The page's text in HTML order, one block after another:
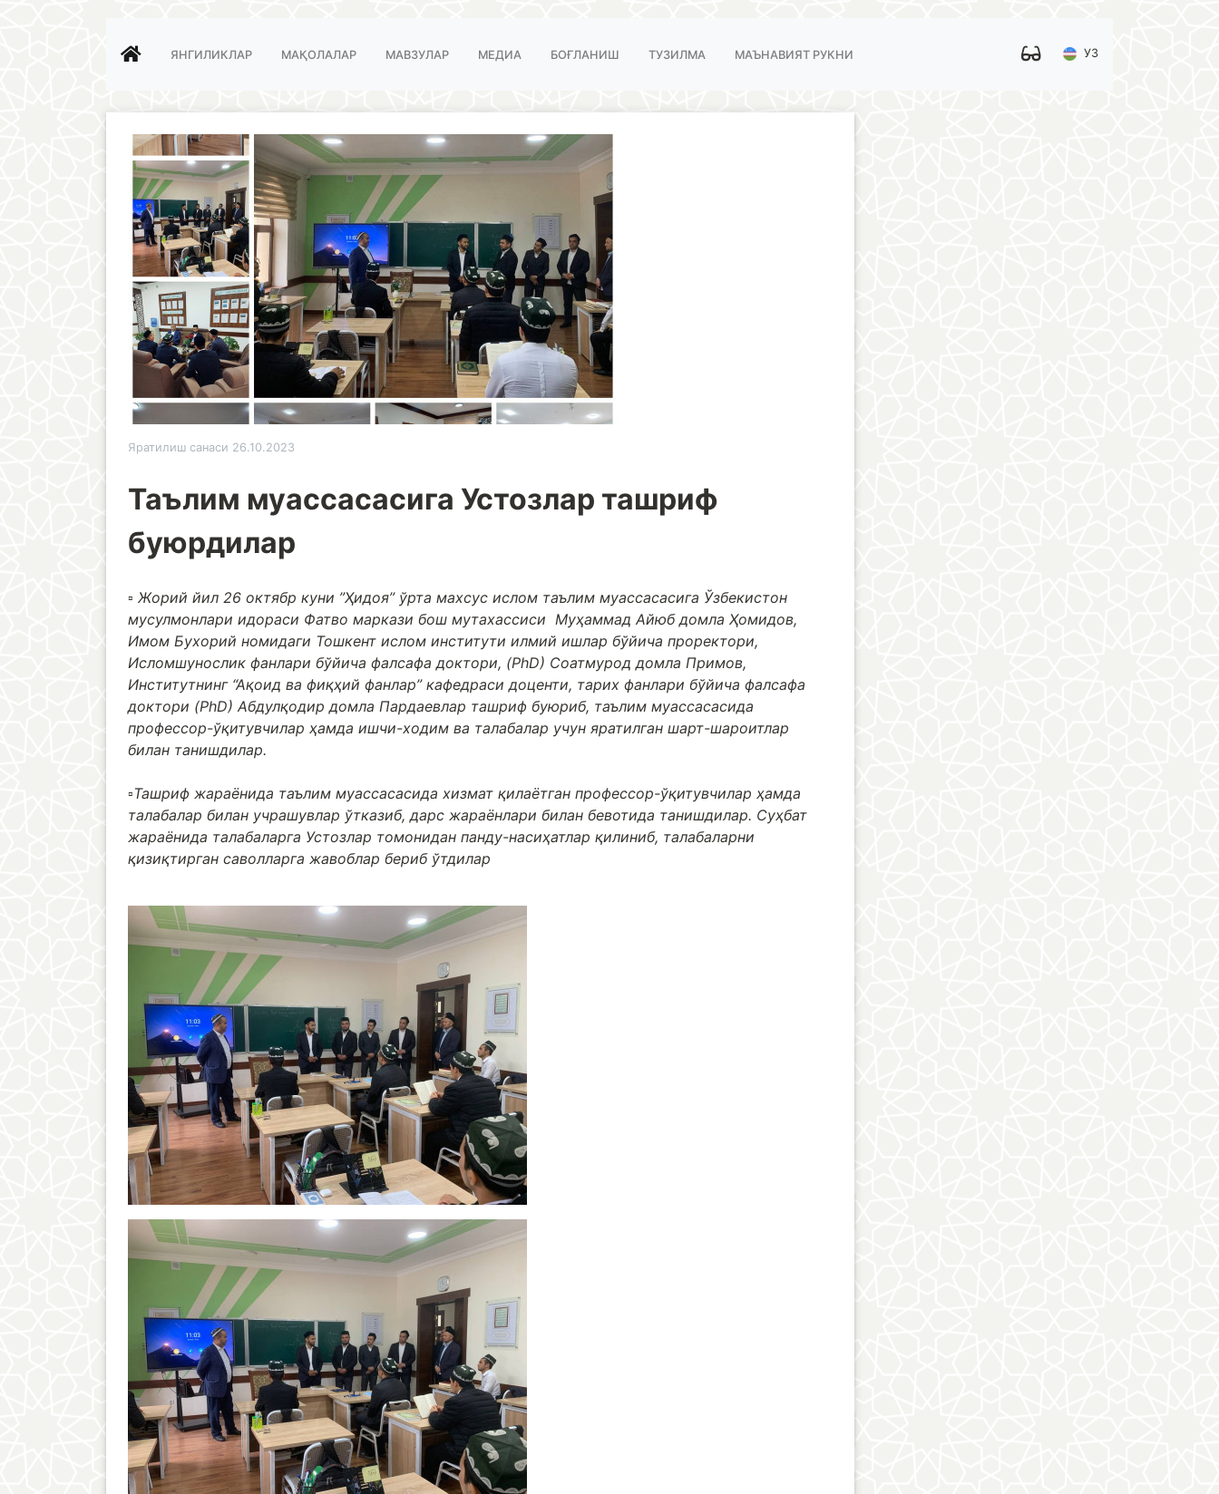
УЗ
ЯНГИЛИКЛАР МАҚОЛАЛАР МАВЗУЛАР МЕДИА БОҒЛАНИШ ТУЗИЛМА МАЪНАВИЯТ РУКНИ
Яратилиш санаси 26.10.2023
Таълим муассасасига Устозлар ташриф
буюрдилар
▫️ Жорий йил 26 октябр куни ”Ҳидоя” ўрта махсус ислом таълим муассасасига Ўзбекистон
мусулмонлари идораси Фатво маркази бош мутахассиси Муҳаммад Айюб домла Ҳомидов,
Имом Бухорий номидаги Тошкент ислом институти илмий ишлар бўйича проректори,
Исломшунослик фанлари бўйича фалсафа доктори, (PhD) Соатмурод домла Примов,
Институтнинг “Ақоид ва фиқҳий фанлар” кафедраси доценти, тарих фанлари бўйича фалсафа
доктори (PhD) Абдулқодир домла Пардаевлар ташриф буюриб, таълим муассасасида
профессор-ўқитувчилар ҳамда ишчи-ходим ва талабалар учун яратилган шарт-шароитлар
билан танишдилар.
▫️Ташриф жараёнида таълим муассасасида хизмат қилаётган профессор-ўқитувчилар ҳамда
талабалар билан учрашувлар ўтказиб, дарс жараёнлари билан бевотида танишдилар. Суҳбат
жараёнида талабаларга Устозлар томонидан панду-насиҳатлар қилиниб, талабаларни
қизиқтирган саволларга жавоблар бериб ўтдилар